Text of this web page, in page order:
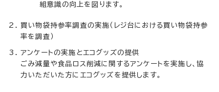
組意識の向上を図ります。
買い物袋持参率調査の実施（レジ台における買い物袋持参
率を調査）
アンケートの実施とエコグッズの提供
ごみ減量や食品ロス削減に関するアンケートを実施し、協
力いただいた方にエコグッズを提供します。